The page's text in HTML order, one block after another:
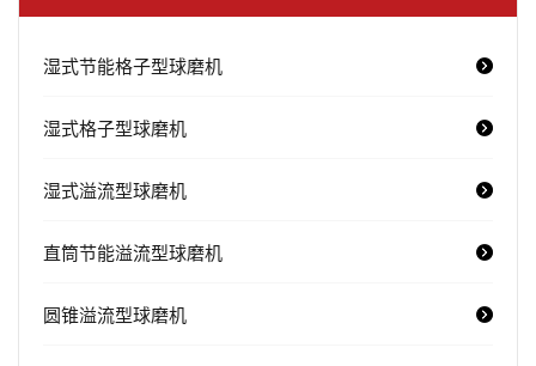
湿式节能格子型球磨机
湿式格子型球磨机
湿式溢流型球磨机
直筒节能溢流型球磨机
圆锥溢流型球磨机